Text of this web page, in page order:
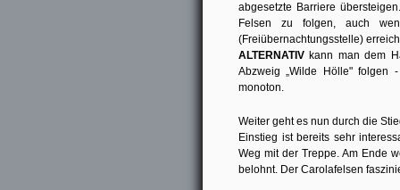
abgesetzte Barriere
Felsen zu folgen, auch
(Freiübernachtungsstelle)
ALTERNATIV kann man dem
Abzweig „Wilde Hölle" folgen
monoton.
Weiter geht es nun durch die
Einstieg ist bereits sehr
Weg mit der Treppe. Am Ende
belohnt. Der Carolafelsen